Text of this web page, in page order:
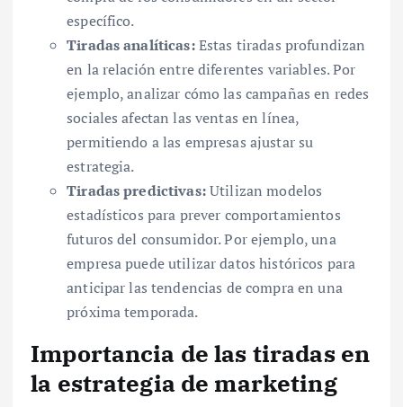
específico.
Tiradas analíticas:Estas tiradas profundizan
en la relación entre diferentes variables. Por
ejemplo, analizar cómo las campañas en redes
sociales afectan las ventas en línea,
permitiendo a las empresas ajustar su
estrategia.
Tiradas predictivas:Utilizan modelos
estadísticos para prever comportamientos
futuros del consumidor. Por ejemplo, una
empresa puede utilizar datos históricos para
anticipar las tendencias de compra en una
próxima temporada.
Importancia de las tiradas en
la estrategia de marketing